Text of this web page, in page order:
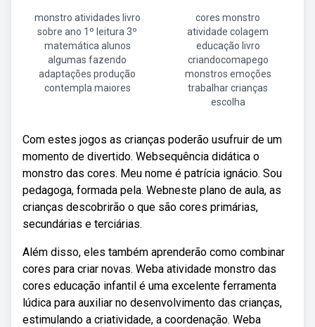
monstro atividades livro
sobre ano 1º leitura 3º
matemática alunos
algumas fazendo
adaptações produção
contempla maiores
cores monstro
atividade colagem
educação livro
criandocomapego
monstros emoções
trabalhar crianças
escolha
Com estes jogos as crianças poderão usufruir de um
momento de divertido. Websequência didática o
monstro das cores. Meu nome é patrícia ignácio. Sou
pedagoga, formada pela. Webneste plano de aula, as
crianças descobrirão o que são cores primárias,
secundárias e terciárias.
Além disso, eles também aprenderão como combinar
cores para criar novas. Weba atividade monstro das
cores educação infantil é uma excelente ferramenta
lúdica para auxiliar no desenvolvimento das crianças,
estimulando a criatividade, a coordenação. Weba